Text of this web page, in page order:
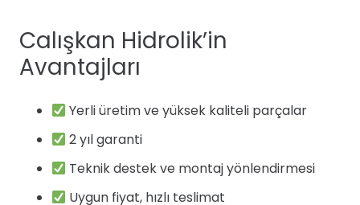
Calışkan Hidrolik’in
Avantajları
Yerli üretim ve yüksek kaliteli parçalar
2 yıl garanti
Teknik destek ve montaj yönlendirmesi
Uygun fiyat, hızlı teslimat